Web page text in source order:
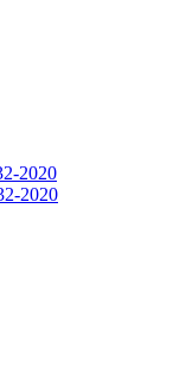
2020
2020